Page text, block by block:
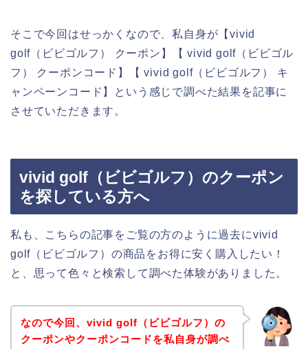
そこで今回はせっかくなので、私自身が【vivid
golf（ビビゴルフ） クーポン】【 vivid golf（ビビゴル
フ） クーポンコード】【 vivid golf（ビビゴルフ） キ
ャンペーンコード】という感じで調べた結果を記事に
させていただきます。
vivid golf（ビビゴルフ）のクーポン
を探している方へ
私も、こちらの記事をご覧の方のように過去にvivid
golf（ビビゴルフ）の商品をお得に安く購入したい！
と、思って色々と検索して調べた体験がありました。
なので今回、vivid golf（ビビゴルフ）の
クーポンやクーポンコードを私自身が調べ